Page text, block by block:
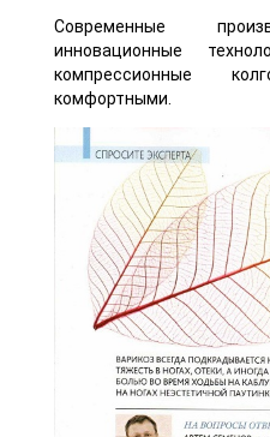
Современные
инновационные
компрессионные
комфортными.